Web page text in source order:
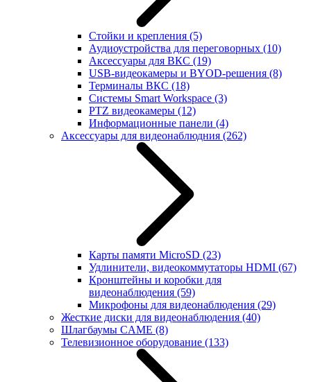
Стойки и крепления (5)
Аудиоустройства для переговорных (10)
Аксессуары для ВКС (19)
USB-видеокамеры и BYOD-решения (8)
Терминалы ВКС (18)
Системы Smart Workspace (3)
PTZ видеокамеры (12)
Информационные панели (4)
Аксессуары для видеонаблюдния (262)
Карты памяти MicroSD (23)
Удлинители, видеокоммутаторы HDMI (67)
Кронштейны и коробки для
видеонаблюдения (59)
Микрофоны для видеонаблюдения (29)
Жесткие диски для видеонаблюдения (40)
Шлагбаумы CAME (8)
Телевизионное оборудование (133)